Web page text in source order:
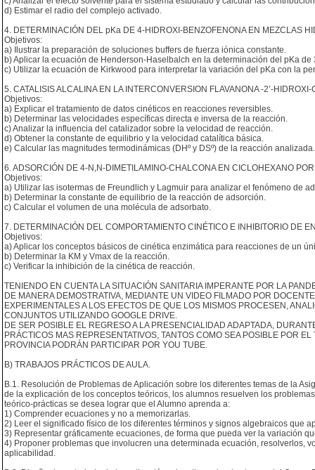
d) Estimar el radio del complejo activado.
4. DETERMINACIÓN DEL pKa DE 4-HIDROXI-BENZOFENONA EN MEZCLAS
Objetivos:
a) Ilustrar la preparación de soluciones buffers de fuerza iónica constante.
b) Aplicar la ecuación de Henderson-Haselbalch en la determinación del pKa de
c) Utilizar la ecuación de Kirkwood para interpretar la variación del pKa con la
5. CATALISIS ALCALINA EN LA INTERCONVERSION FLAVANONA -2’-
Objetivos:
a) Explicar el tratamiento de datos cinéticos en reacciones reversibles.
b) Determinar las velocidades específicas directa e inversa de la reacción.
c) Analizar la influencia del catalizador sobre la velocidad de reacción.
d) Obtener la constante de equilibrio y la velocidad catalítica básica.
e) Calcular las magnitudes termodinámicas (DHº y DSº) de la reacción analizada.
6. ADSORCIÓN DE 4-N,N-DIMETILAMINO-CHALCONA EN CICLOHEXANO
Objetivos:
a) Utilizar las isotermas de Freundlich y Lagmuir para analizar el fenómeno de
b) Determinar la constante de equilibrio de la reacción de adsorción.
c) Calcular el volumen de una molécula de adsorbato.
7. DETERMINACIÓN DEL COMPORTAMIENTO CINÉTICO E INHIBITORIO DE
Objetivos:
a) Aplicar los conceptos básicos de cinética enzimática para reacciones de un
b) Determinar la KM y Vmax de la reacción.
c) Verificar la inhibición de la cinética de reacción.
TENIENDO EN CUENTA LA SITUACIÓN SANITARIA IMPERANTE POR LA
DE MANERA DEMOSTRATIVA, MEDIANTE UN VIDEO FILMADO POR
EXPERIMENTALES A LOS EFECTOS DE QUE LOS MISMOS PROCESEN,
CONJUNTOS UTILIZANDO GOOGLE DRIVE.
DE SER POSIBLE EL REGRESO A LA PRESENCIALIDAD ADAPTADA,
PRÁCTICOS MAS REPRESENTATIVOS, TANTOS COMO SEA POSIBLE POR
PROVINCIA PODRÁN PARTICIPAR POR YOU TUBE.
B) TRABAJOS PRÁCTICOS DE AULA.
B.1. Resolución de Problemas de Aplicación sobre los diferentes temas de la
de la explicación de los conceptos teóricos, los alumnos resuelven los
teórico-prácticas se desea lograr que el Alumno aprenda a:
1) Comprender ecuaciones y no a memorizarlas.
2) Leer el significado físico de los diferentes términos y signos algebraicos que
3) Representar gráficamente ecuaciones, de forma que pueda ver la variación
4) Proponer problemas que involucren una determinada ecuación, resolverlos,
aplicabilidad.